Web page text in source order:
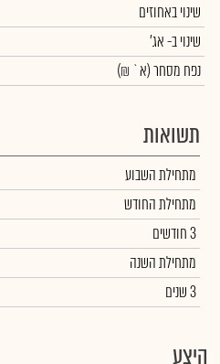
שינוי באחוזים
שינויב- אג'
נפח מסחר(א` ₪)
תשואות
מתחילת השבוע
מתחילת החודש
3 חודשים
מתחילת השנה
3 שנים
היצע